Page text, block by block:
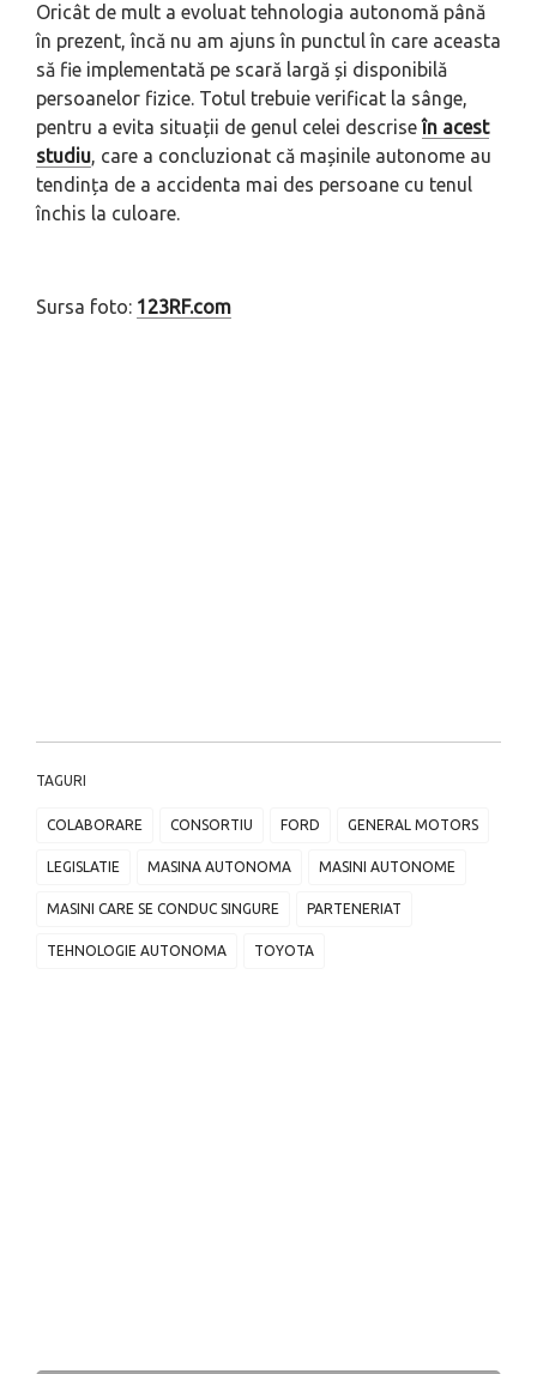
Oricât de mult a evoluat tehnologia autonomă până
în prezent, încă nu am ajuns în punctul în care aceasta
să fie implementată pe scară largă și disponibilă
persoanelor fizice. Totul trebuie verificat la sânge,
pentru a evita situații de genul celei descriseîn acest
studiu, care a concluzionat că mașinile autonome au
tendința de a accidenta mai des persoane cu tenul
închis la culoare.
Sursa foto: 123RF.com
TAGURI
COLABORARE CONSORTIU FORD GENERAL MOTORS
LEGISLATIE MASINA AUTONOMA MASINI AUTONOME
MASINI CARE SE CONDUC SINGURE PARTENERIAT
TEHNOLOGIE AUTONOMA TOYOTA